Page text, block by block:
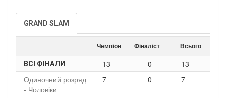
GRAND SLAM
Чемпіон Фіналіст Всього
ВСІ ФІНАЛИ 13 0
13
Одиночний розряд
- Чоловіки
7 0 7